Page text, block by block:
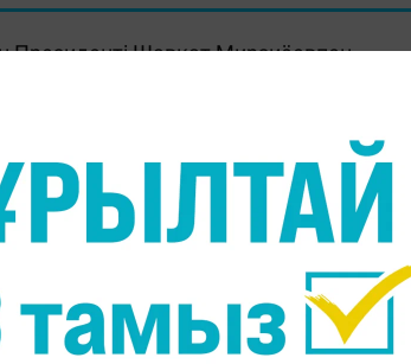
Шавкат Мирзиёевпен
қолдау білдіріп, бұл жоба
Ташкенттегі экологиялық жағдайға